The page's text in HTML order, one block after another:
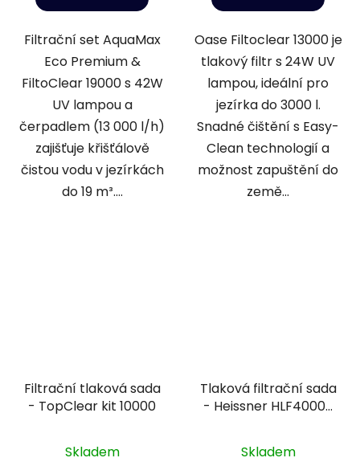
Filtrační set AquaMax
Eco Premium &
FiltoClear 19000 s 42W
UV lampou a
čerpadlem (13 000 l/h)
zajišťuje křišťálově
čistou vodu v jezírkách
do 19 m³....
Oase Filtoclear 13000 je
tlakový filtr s 24W UV
lampou, ideální pro
jezírka do 3000 l.
Snadné čištění s Easy-
Clean technologií a
možnost zapuštění do
země...
Filtrační tlaková sada
- TopClear kit 10000
Skladem
Tlaková filtrační sada
- Heissner HLF4000-
Skladem